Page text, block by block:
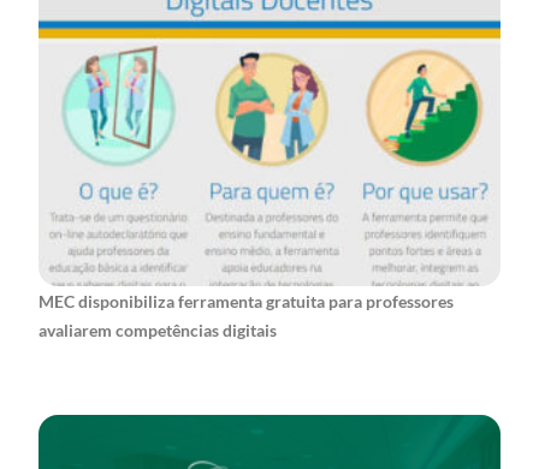
MEC disponibiliza ferramenta gratuita para professores
avaliarem competências digitais